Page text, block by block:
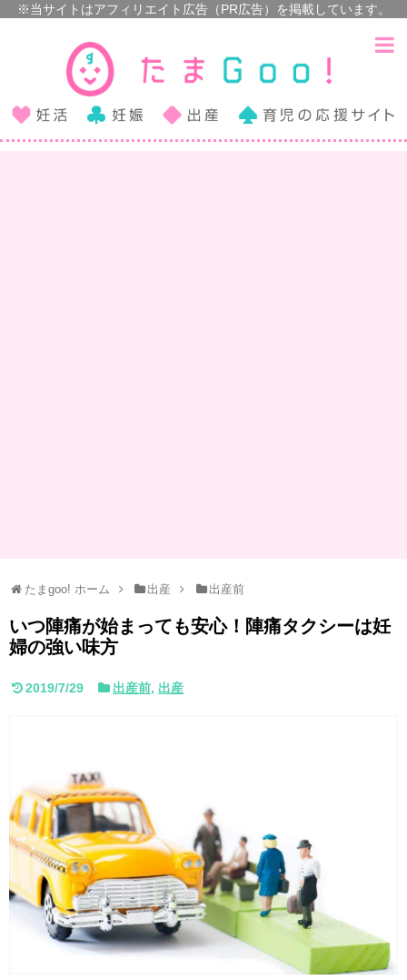
たまgoo! ホーム 出産 出産前
いつ陣痛が始まっても安心！陣痛タクシーは妊
婦の強い味方
2019/7/29 出産前, 出産